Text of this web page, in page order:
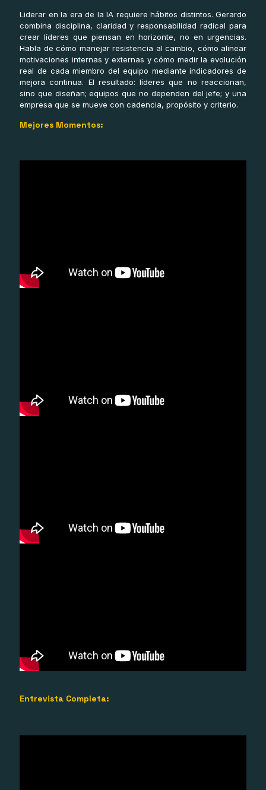
Liderar en la era de la IA requiere hábitos distintos. Gerardo
combina disciplina, claridad y responsabilidad radical para
crear líderes que piensan en horizonte, no en urgencias.
Habla de cómo manejar resistencia al cambio, cómo alinear
motivaciones internas y externas y cómo medir la evolución
real de cada miembro del equipo mediante indicadores de
mejora continua. El resultado: líderes que no reaccionan,
sino que diseñan; equipos que no dependen del jefe; y una
empresa que se mueve con cadencia, propósito y criterio.
Mejores Momentos:
Entrevista Completa: